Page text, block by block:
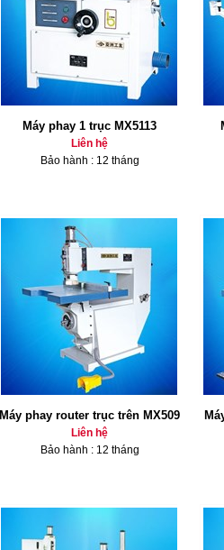
Máy phay 1 trục MX5113
Liên hệ
Bảo hành : 12 tháng
Máy phay router trục trên MX509
Liên hệ
Bảo hành : 12 tháng